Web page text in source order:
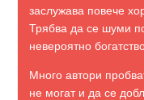
заслужава повече
Трябва да се шуми
невероятно
Много автори
не могат и да се